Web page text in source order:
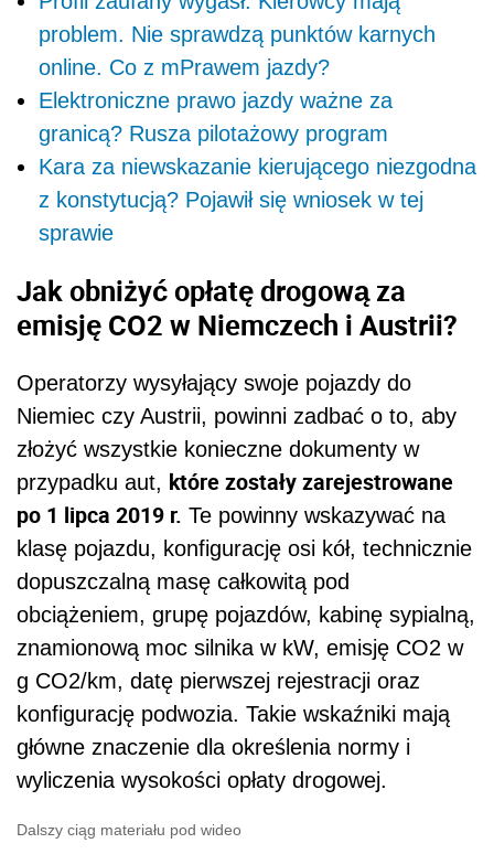
problem. Nie sprawdzą punktów karnych
online. Co z mPrawem jazdy?
Elektroniczne prawo jazdy ważne za
granicą? Rusza pilotażowy program
Kara za niewskazanie kierującego niezgodna
z konstytucją? Pojawił się wniosek w tej
sprawie
Jak obniżyć opłatę drogową za
emisję CO2 w Niemczech i Austrii?
Operatorzy wysyłający swoje pojazdy do
Niemiec czy Austrii, powinni zadbać o to, aby
złożyć wszystkie konieczne dokumenty w
przypadku aut, które zostały zarejestrowane
po 1 lipca 2019 r. Te powinny wskazywać na
klasę pojazdu, konfigurację osi kół, technicznie
dopuszczalną masę całkowitą pod
obciążeniem, grupę pojazdów, kabinę sypialną,
znamionową moc silnika w kW, emisję CO2 w
g CO2/km, datę pierwszej rejestracji oraz
konfigurację podwozia. Takie wskaźniki mają
główne znaczenie dla określenia normy i
wyliczenia wysokości opłaty drogowej.
Dalszy ciąg materiału pod wideo